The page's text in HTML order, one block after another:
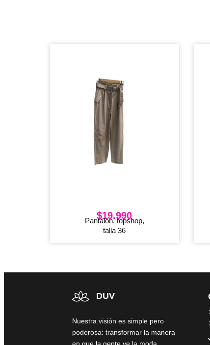
$19.990
Pantalón, topshop,
talla 36
DUV
Nuestra visión es simple pero
poderosa: transformar la manera